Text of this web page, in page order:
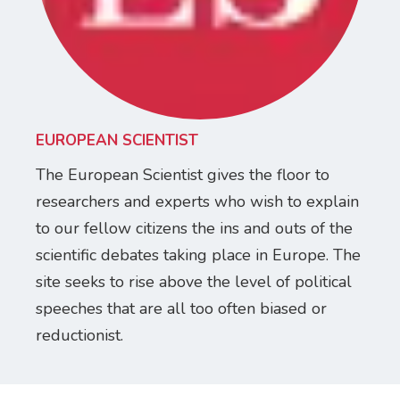
EUROPEAN SCIENTIST
The European Scientist gives the floor to
researchers and experts who wish to explain
to our fellow citizens the ins and outs of the
scientific debates taking place in Europe. The
site seeks to rise above the level of political
speeches that are all too often biased or
reductionist.